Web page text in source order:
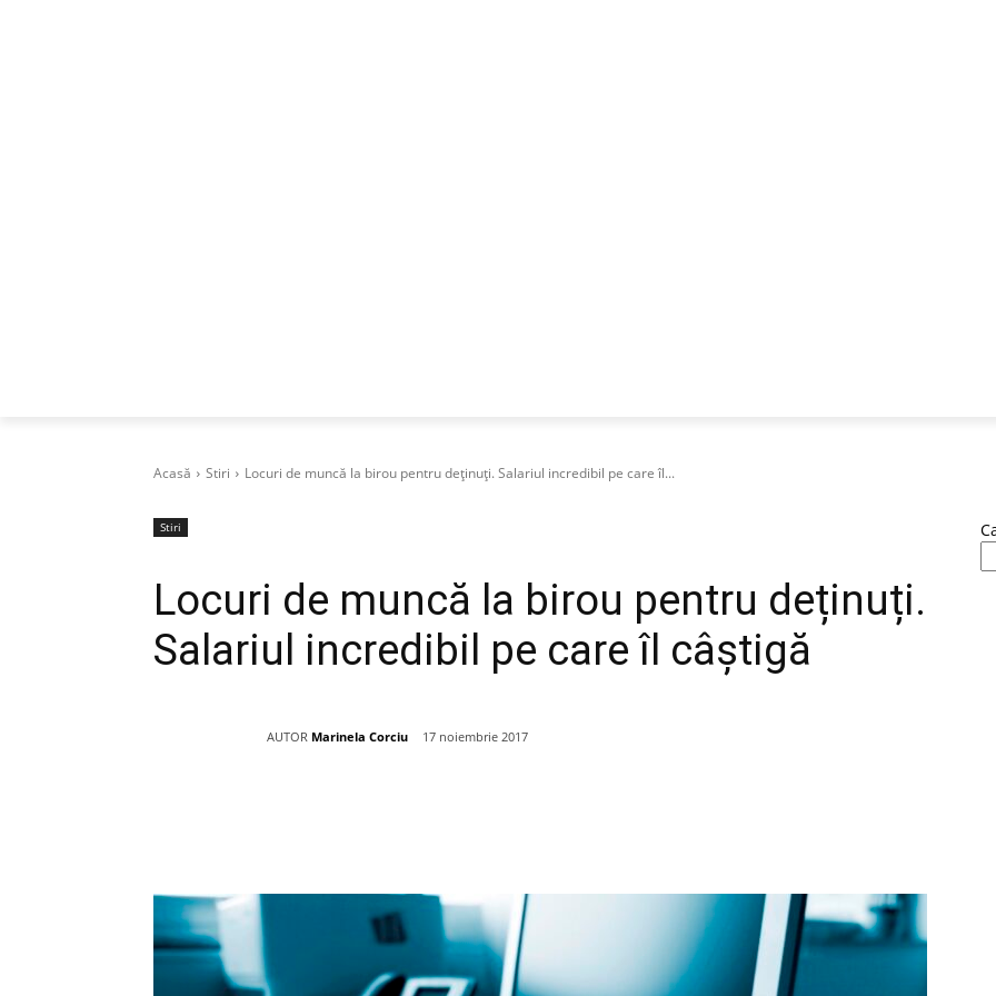
Acasă Stiri Locuri de muncă la birou pentru deținuți. Salariul incredibil pe care îl...
Stiri
Locuri de muncă la birou pentru deținuți.
Salariul incredibil pe care îl câștigă
AUTOR Marinela Corciu 17 noiembrie 2017